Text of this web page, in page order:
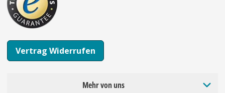
Vertrag Widerrufen
Mehr von uns